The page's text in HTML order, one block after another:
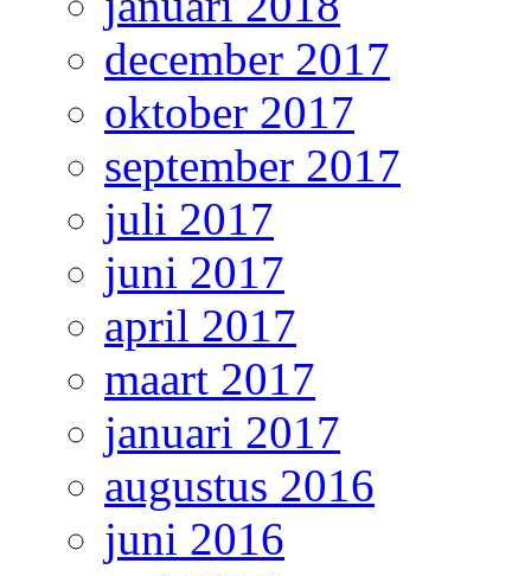
december 2017
oktober 2017
september 2017
juli 2017
juni 2017
april 2017
maart 2017
januari 2017
augustus 2016
juni 2016